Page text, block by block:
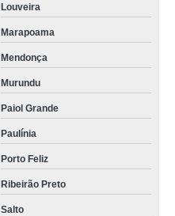
Louveira
Marapoama
Mendonça
Murundu
Paiol Grande
Paulínia
Porto Feliz
Ribeirão Preto
Salto